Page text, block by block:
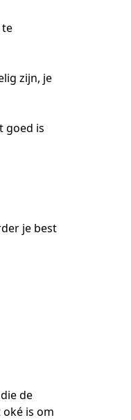
te
zijn, je
goed is
je best
de
is om